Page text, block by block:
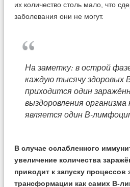
их количество столь мало, что
заболевания они не могут.
На заметку: в острой
каждую тысячу здоровых
приходится один
выздоровления
является один В-
В случае ослабленного
увеличение количества
приводит к запуску процессов
трансформации как самих В-